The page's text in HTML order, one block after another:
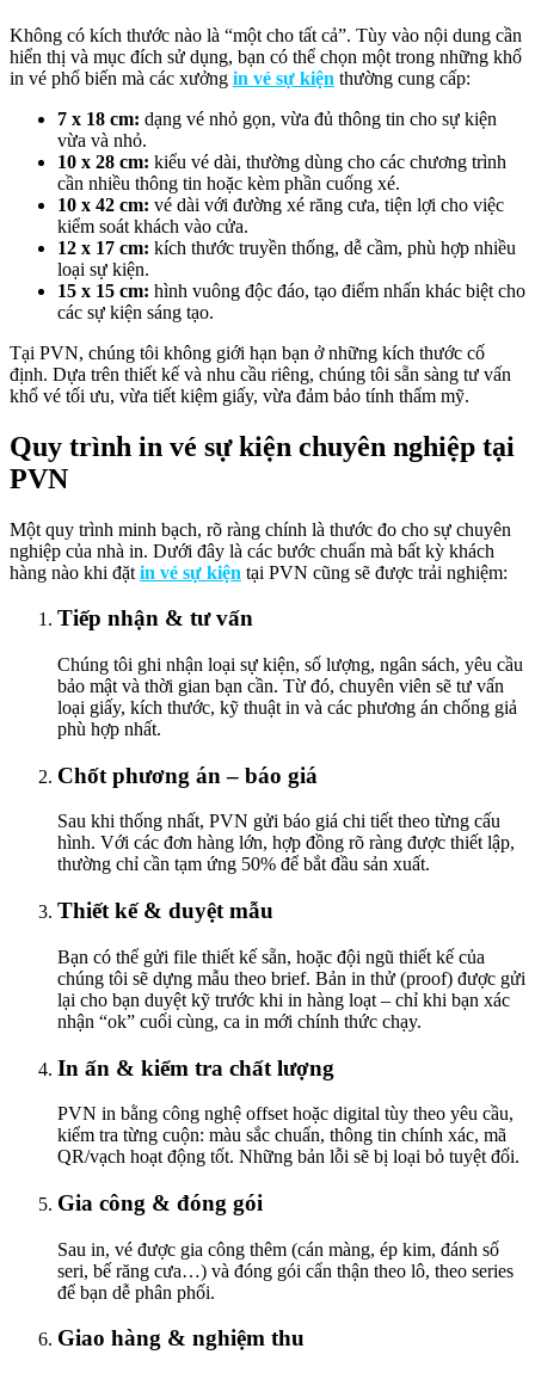
Không có kích thước nào là “một cho tất cả”. Tùy vào nội dung cần
hiển thị và mục đích sử dụng, bạn có thể chọn một trong những khổ
in vé phổ biến mà các xưởng in vé sự kiện thường cung cấp:
7 x 18 cm: dạng vé nhỏ gọn, vừa đủ thông tin cho sự kiện
vừa và nhỏ.
10 x 28 cm: kiểu vé dài, thường dùng cho các chương trình
cần nhiều thông tin hoặc kèm phần cuống xé.
10 x 42 cm: vé dài với đường xé răng cưa, tiện lợi cho việc
kiểm soát khách vào cửa.
12 x 17 cm: kích thước truyền thống, dễ cầm, phù hợp nhiều
loại sự kiện.
15 x 15 cm: hình vuông độc đáo, tạo điểm nhấn khác biệt cho
các sự kiện sáng tạo.
Tại PVN, chúng tôi không giới hạn bạn ở những kích thước cố
định. Dựa trên thiết kế và nhu cầu riêng, chúng tôi sẵn sàng tư vấn
khổ vé tối ưu, vừa tiết kiệm giấy, vừa đảm bảo tính thẩm mỹ.
Quy trình in vé sự kiện chuyên nghiệp tại
PVN
Một quy trình minh bạch, rõ ràng chính là thước đo cho sự chuyên
nghiệp của nhà in. Dưới đây là các bước chuẩn mà bất kỳ khách
hàng nào khi đặt in vé sự kiện tại PVN cũng sẽ được trải nghiệm:
Tiếp nhận & tư vấn
Chúng tôi ghi nhận loại sự kiện, số lượng, ngân sách, yêu cầu
bảo mật và thời gian bạn cần. Từ đó, chuyên viên sẽ tư vấn
loại giấy, kích thước, kỹ thuật in và các phương án chống giả
phù hợp nhất.
Chốt phương án – báo giá
Sau khi thống nhất, PVN gửi báo giá chi tiết theo từng cấu
hình. Với các đơn hàng lớn, hợp đồng rõ ràng được thiết lập,
thường chỉ cần tạm ứng 50% để bắt đầu sản xuất.
Thiết kế & duyệt mẫu
Bạn có thể gửi file thiết kế sẵn, hoặc đội ngũ thiết kế của
chúng tôi sẽ dựng mẫu theo brief. Bản in thử (proof) được gửi
lại cho bạn duyệt kỹ trước khi in hàng loạt – chỉ khi bạn xác
nhận “ok” cuối cùng, ca in mới chính thức chạy.
In ấn & kiểm tra chất lượng
PVN in bằng công nghệ offset hoặc digital tùy theo yêu cầu,
kiểm tra từng cuộn: màu sắc chuẩn, thông tin chính xác, mã
QR/vạch hoạt động tốt. Những bản lỗi sẽ bị loại bỏ tuyệt đối.
Gia công & đóng gói
Sau in, vé được gia công thêm (cán màng, ép kim, đánh số
seri, bế răng cưa…) và đóng gói cẩn thận theo lô, theo series
để bạn dễ phân phối.
Giao hàng & nghiệm thu